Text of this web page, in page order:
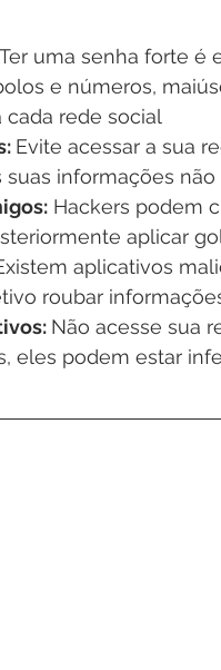
Ter uma senha forte é
e números,
rede social
Evite acessar a sua
informações
Hackers podem
aplicar
aplicativos
roubar
Não acesse sua
eles podem estar